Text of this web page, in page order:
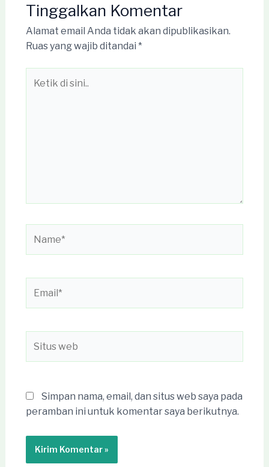
Tinggalkan Komentar
Alamat email Anda tidak akan dipublikasikan.
Ruas yang wajib ditandai *
web
Simpan nama, email, dan situs web saya pada
peramban ini untuk komentar saya berikutnya.